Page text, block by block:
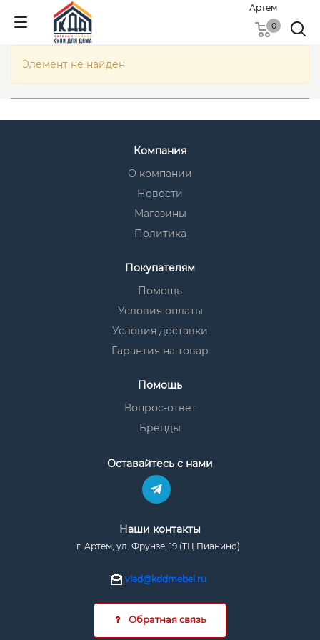
Артем
0
Элемент не найден
Компания
О компании
Новости
Магазины
Политика
Покупателям
Помощь
Условия оплаты
Условия доставки
Гарантия на товар
Помощь
Вопрос-ответ
Бренды
Оставайтесь с нами
Наши контакты
г. Артем, ул. Фрунзе, 19 (ТЦ Пианино)
vlad@kddmebel.ru
Обратная связь